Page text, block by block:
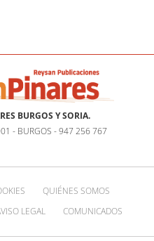
BURGOS Y SORIA.
- BURGOS - 947 256 767
QUIÉNES SOMOS
LEGAL COMUNICADOS